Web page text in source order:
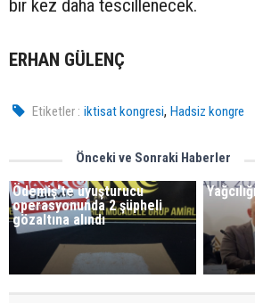
bir kez daha tescillenecek.
ERHAN GÜLENÇ
Etiketler : iktisat kongresi,Hadsiz kongre
Önceki ve Sonraki Haberler
Ödemiş'te uyuşturucu
operasyonunda 2 şüpheli
gözaltına alındı